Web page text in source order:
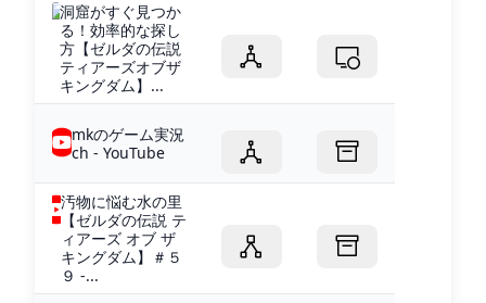
洞窟がすぐ見つか
る！効率的な探し
方【ゼルダの伝説
ティアーズオブザ
キングダム】...
mkのゲーム実況
ch - YouTube
汚物に悩む水の里
【ゼルダの伝説 テ
ィアーズ オブ ザ
キングダム】＃５
９ -...